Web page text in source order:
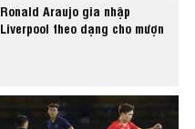
Ronald Araujo gia nhập
Liverpool theo dạng cho mượn